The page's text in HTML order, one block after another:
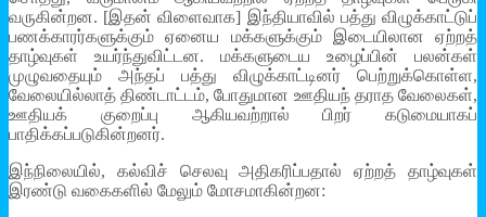
வருகின்றன. [இதன் விளைவாக] இந்தியாவில் பத்து விழுக்காட்டுப்
பணக்காரர்களுக்கும் ஏனைய மக்களுக்கும் இடையிலான ஏற்றத்
தாழ்வுகள் உயர்ந்துவிட்டன. மக்களுடைய உழைப்பின் பலன்கள்
முழுவதையும் அந்தப் பத்து விழுக்காட்டினர் பெற்றுக்கொள்ள,
வேலையில்லாத் திண்டாட்டம், போதுமான ஊதியந் தராத வேலைகள்,
ஊதியக் குறைப்பு ஆகியவற்றால் பிறர் கடுமையாகப்
பாதிக்கப்படுகின்றனர்.
இந்நிலையில், கல்விச் செலவு அதிகரிப்பதால் ஏற்றத் தாழ்வுகள்
இரண்டு வகைகளில் மேலும் மோசமாகின்றன: